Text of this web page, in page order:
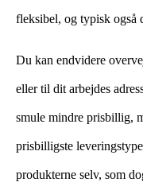
fleksibel, og typisk også
Du kan endvidere
eller til dit arbejdes
smule mindre prisbillig,
prisbilligste
produkterne selv, som